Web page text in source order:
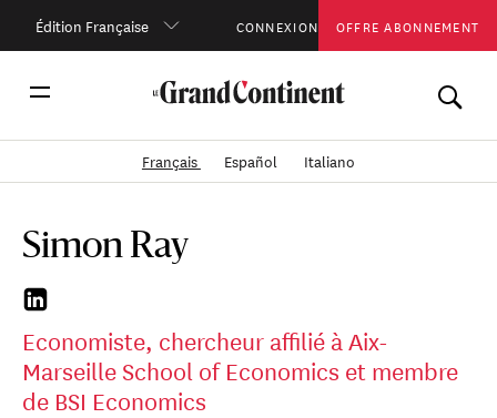
Édition Française CONNEXION OFFRE ABONNEMENT
Français Español Italiano
Simon Ray
Economiste, chercheur affilié à Aix-
Marseille School of Economics et membre
de BSI Economics